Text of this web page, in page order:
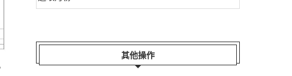
其他操作